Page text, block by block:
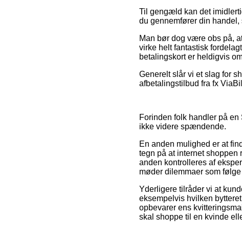
Til gengæld kan det
du gennemfører din
Man bør dog være obs på,
virke helt fantastisk
betalingskort er heldigvis
Generelt slår vi et slag for
afbetalingstilbud fra fx
Forinden folk handler på
ikke videre spændende.
En anden mulighed er at
tegn på at internet shoppen
anden kontrolleres af
møder dilemmaer som
Yderligere tilråder vi at
eksempelvis hvilken
opbevarer ens
skal shoppe til en kvinde